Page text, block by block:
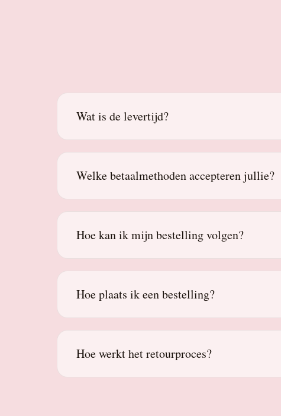
Wat is de levertijd?
Welke betaalmethoden accepteren jullie?
Hoe kan ik mijn bestelling volgen?
Hoe plaats ik een bestelling?
Hoe werkt het retourproces?